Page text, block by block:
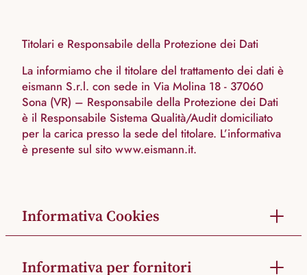
Titolari e Responsabile della Protezione dei Dati
La informiamo che il titolare del trattamento dei dati è
eismann S.r.l. con sede in Via Molina 18 - 37060
Sona (VR) – Responsabile della Protezione dei Dati
è il Responsabile Sistema Qualità/Audit domiciliato
per la carica presso la sede del titolare. L’informativa
è presente sul sito www.eismann.it.
Informativa Cookies
Informativa per fornitori